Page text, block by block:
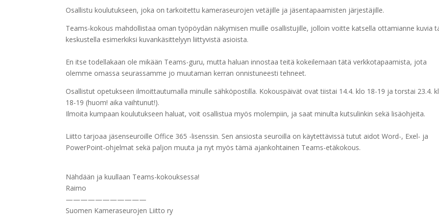
Osallistu koulutukseen, joka on tarkoitettu kameraseurojen vetäjille ja jäsentapaamisten järjestäjille.
Teams-kokous mahdollistaa oman työpöydän näkymisen muille osallistujille, jolloin voitte katsella ottamianne kuvia
keskustella esimerkiksi kuvankäsittelyyn liittyvistä asioista.
En itse todellakaan ole mikään Teams-guru, mutta haluan innostaa teitä kokeilemaan tätä verkkotapaamista, jota
olemme omassa seurassamme jo muutaman kerran onnistuneesti tehneet.
Osallistut opetukseen ilmoittautumalla minulle sähköpostilla. Kokouspäivät ovat tiistai 14.4. klo 18-19 ja torstai 23.4.
18-19 (huom! aika vaihtunut!).
Ilmoita kumpaan koulutukseen haluat, voit osallistua myös molempiin, ja saat minulta kutsulinkin sekä lisäohjeita.
Liitto tarjoaa jäsenseuroille Office 365 -lisenssin. Sen ansiosta seuroilla on käytettävissä tutut aidot Word-, Exel- ja
PowerPoint-ohjelmat sekä paljon muuta ja nyt myös tämä ajankohtainen Teams-etäkokous.
Nähdään ja kuullaan Teams-kokouksessa!
Raimo
———————————
Suomen Kameraseurojen Liitto ry